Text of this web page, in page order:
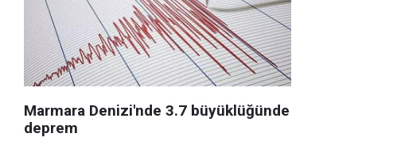
Marmara Denizi'nde 3.7 büyüklüğünde
deprem